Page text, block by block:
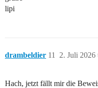
lipi
drambeldier 2. Juli 2026
11
Hach, jetzt fällt mir die